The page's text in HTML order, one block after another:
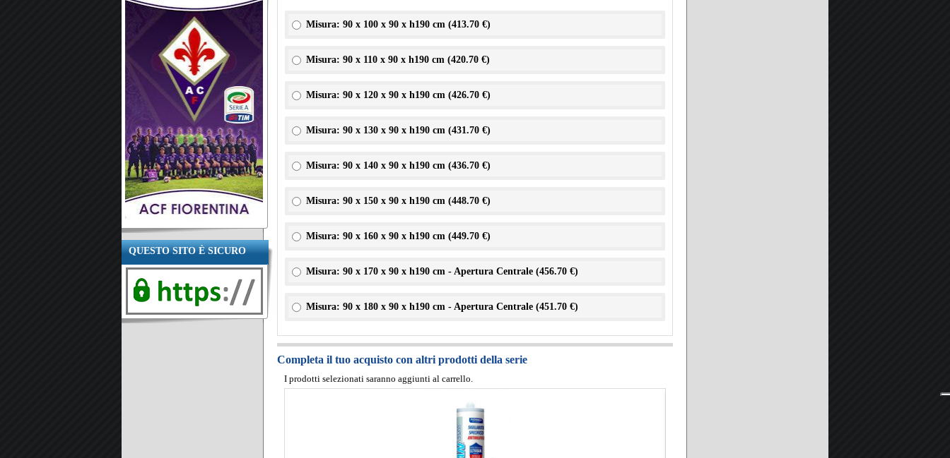
QUESTO SITO È SICURO
Misura: 90 x 100 x 90 x h190 cm (413.70 €)
Misura: 90 x 110 x 90 x h190 cm (420.70 €)
Misura: 90 x 120 x 90 x h190 cm (426.70 €)
Misura: 90 x 130 x 90 x h190 cm (431.70 €)
Misura: 90 x 140 x 90 x h190 cm (436.70 €)
Misura: 90 x 150 x 90 x h190 cm (448.70 €)
Misura: 90 x 160 x 90 x h190 cm (449.70 €)
Misura: 90 x 170 x 90 x h190 cm - Apertura Centrale (456.70 €)
Misura: 90 x 180 x 90 x h190 cm - Apertura Centrale (451.70 €)
Completa il tuo acquisto con altri prodotti della serie
I prodotti selezionati saranno aggiunti al carrello.